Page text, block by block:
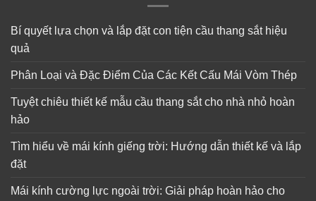
Bí quyết lựa chọn và lắp đặt con tiện cầu thang sắt hiệu
quả
Phân Loại và Đặc Điểm Của Các Kết Cấu Mái Vòm Thép
Tuyệt chiêu thiết kế mẫu cầu thang sắt cho nhà nhỏ hoàn
hảo
Tìm hiểu về mái kính giếng trời: Hướng dẫn thiết kế và lắp
đặt
Mái kính cường lực ngoài trời: Giải pháp hoàn hảo cho